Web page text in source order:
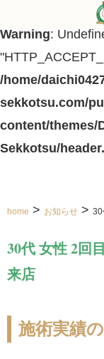
Warning:
/home/
sekkotsu.com/
content/themes/
Sekkotsu/
home > お知らせ > 30
30代 女性 2回
来店
施術実績